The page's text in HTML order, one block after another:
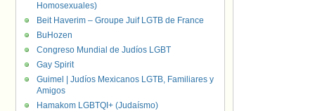
Homosexuales)
Beit Haverim – Groupe Juif LGTB de France
BuHozen
Congreso Mundial de Judíos LGBT
Gay Spirit
Guimel | Judíos Mexicanos LGTB, Familiares y
Amigos
Hamakom LGBTQI+ (Judaísmo)